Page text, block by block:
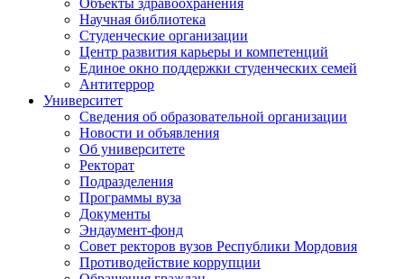
Научная библиотека
Студенческие организации
Центр развития карьеры и компетенций
Единое окно поддержки студенческих семей
Антитеррор
Университет
Сведения об образовательной организации
Новости и объявления
Об университете
Ректорат
Подразделения
Программы вуза
Документы
Эндаумент-фонд
Совет ректоров вузов Республики Мордовия
Противодействие коррупции